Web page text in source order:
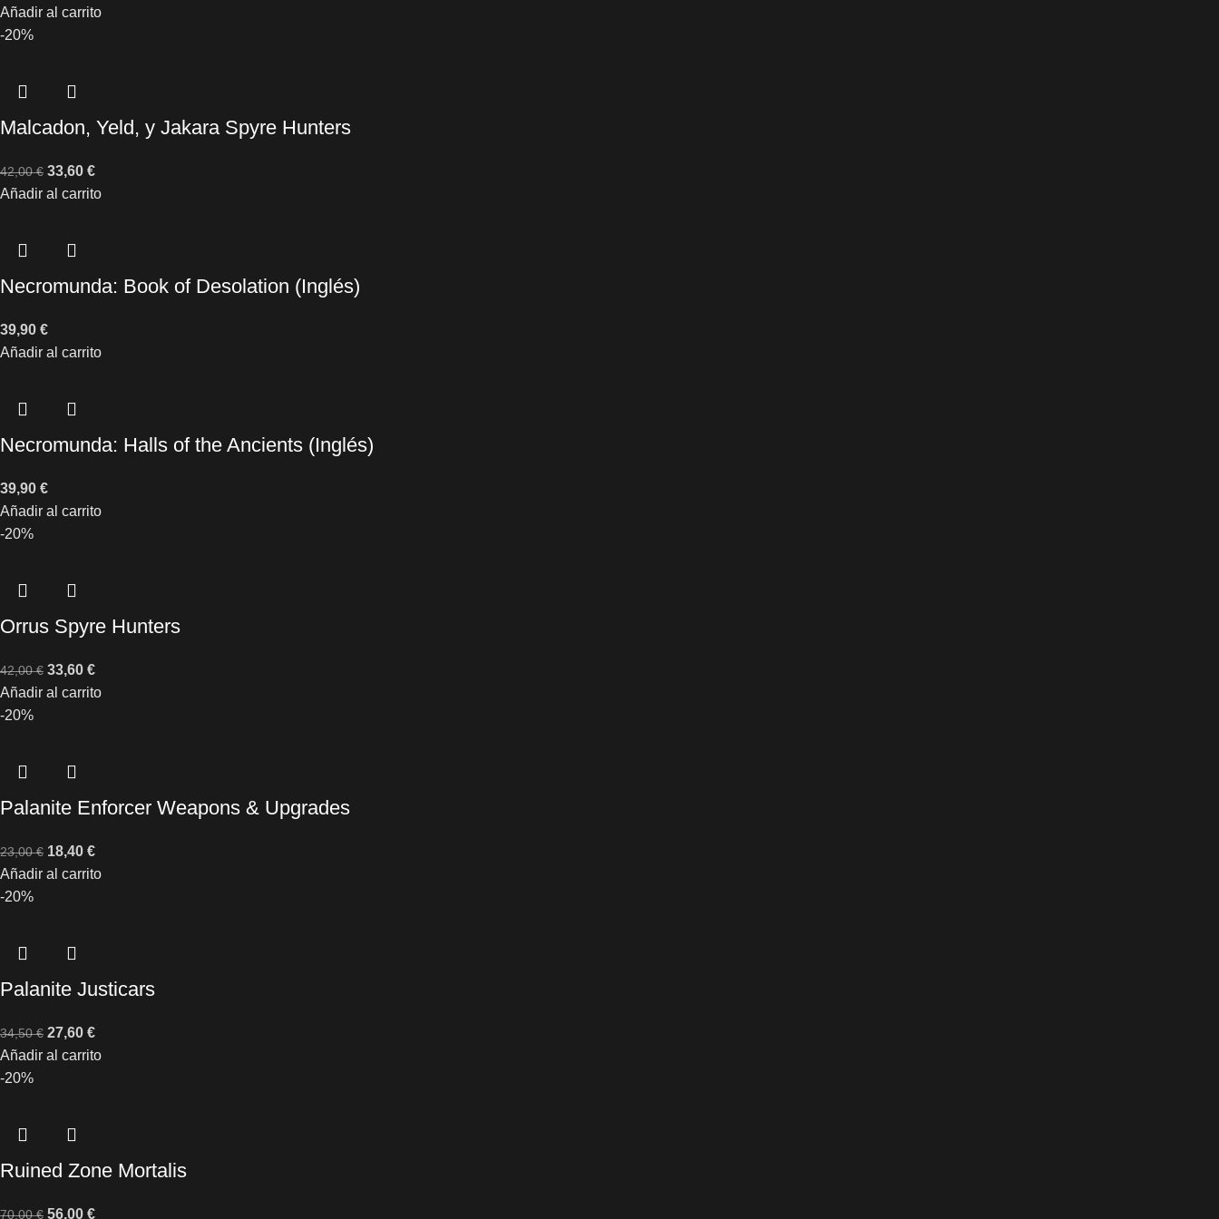
Añadir al carrito
-20%
Malcadon, Yeld, y Jakara Spyre Hunters
42,00€ 33,60 €
Añadir al carrito
Necromunda: Book of Desolation (Inglés)
39,90 €
Añadir al carrito
Necromunda: Halls of the Ancients (Inglés)
39,90 €
Añadir al carrito
-20%
Orrus Spyre Hunters
42,00€ 33,60 €
Añadir al carrito
-20%
Palanite Enforcer Weapons & Upgrades
23,00€ 18,40 €
Añadir al carrito
-20%
Palanite Justicars
34,50€ 27,60 €
Añadir al carrito
-20%
Ruined Zone Mortalis
70,00€ 56,00 €